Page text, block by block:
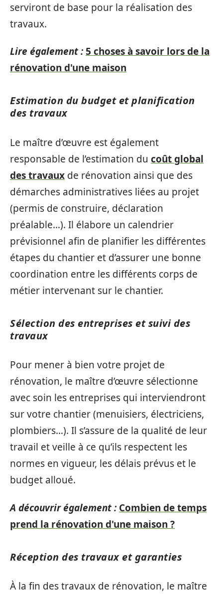
serviront de base pour la réalisation des
travaux.
Lire également : 5 choses à savoir lors de la
rénovation d'une maison
Estimation du budget et planification
des travaux
Le maître d’œuvre est également
responsable de l’estimation du coût global
des travaux de rénovation ainsi que des
démarches administratives liées au projet
(permis de construire, déclaration
préalable…). Il élabore un calendrier
prévisionnel afin de planifier les différentes
étapes du chantier et d’assurer une bonne
coordination entre les différents corps de
métier intervenant sur le chantier.
Sélection des entreprises et suivi des
travaux
Pour mener à bien votre projet de
rénovation, le maître d’œuvre sélectionne
avec soin les entreprises qui interviendront
sur votre chantier (menuisiers, électriciens,
plombiers…). Il s’assure de la qualité de leur
travail et veille à ce qu’ils respectent les
normes en vigueur, les délais prévus et le
budget alloué.
A découvrir également : Combien de temps
prend la rénovation d'une maison ?
Réception des travaux et garanties
À la fin des travaux de rénovation, le maître